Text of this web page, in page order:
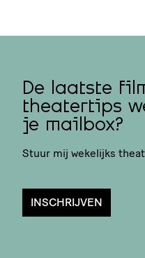
De laatste
theatertips
je mailbox?
Stuur mij wekelijks
INSCHRIJVEN